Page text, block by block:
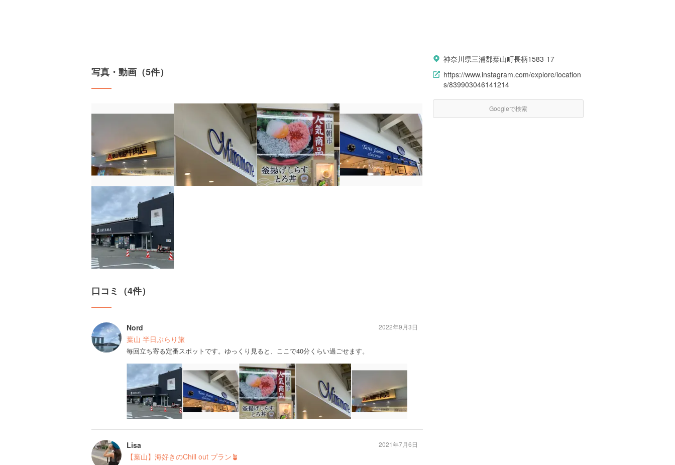
写真・動画（5件）
口コミ（4件）
Nord
葉山 半日ぶらり旅
毎回立ち寄る定番スポットです。ゆっくり見ると、ここで40分くらい過ごせます。
2022年9月3日
Lisa
【葉山】海好きのChill out プラン🪴
2021年7月6日
神奈川県三浦郡葉山町長柄1583-17
https://www.instagram.com/explore/location
s/839903046141214
Googleで検索